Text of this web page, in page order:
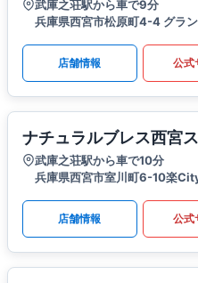
武庫之荘駅から車で9分
兵庫県西宮市松原町4-4 グラ
店舗情報 公式
ナチュラルブレス西宮
武庫之荘駅から車で10分
兵庫県西宮市室川町6-10楽
店舗情報 公式